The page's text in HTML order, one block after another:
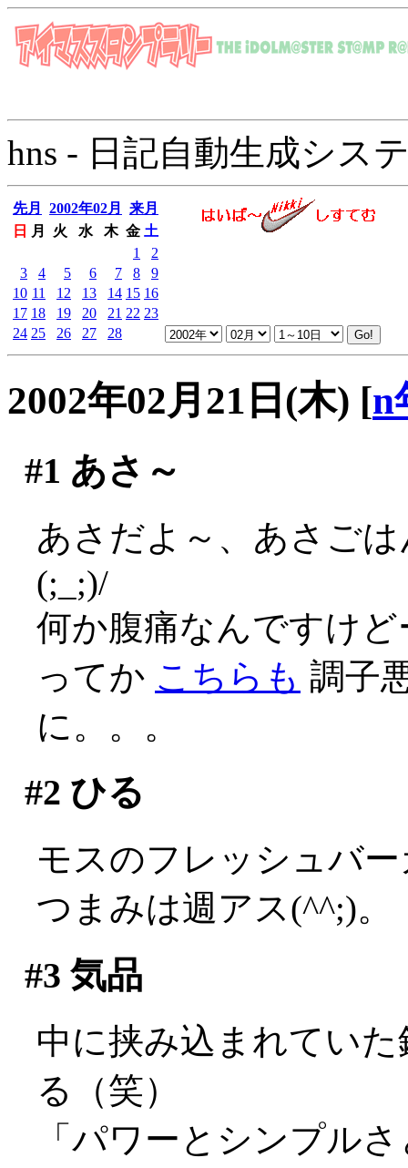
hns - 日記自動生成シス
先月 2002年02月
来月
日
月 火 水 木 金 土
1
2
3
4 5 6 7 8
9
10 11 12 13 14 15 16
17 18 19 20 21 22 23
24 25 26 27 28
2002年02月21日(木) [n
#1 あさ～
あさだよ～、あさご
(;_;)/
何か腹痛なんですけど
ってか こちらも 調子
に。。。
#2 ひる
モスのフレッシュバ
つまみは週アス(^^;)。
#3 気品
中に挟み込まれてい
る（笑）
「パワーとシンプル